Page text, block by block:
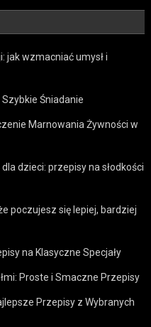
jak wzmacniać umysł i
Śniadanie
Marnowania Żywności w
dzieci: przepisy na słodkości
poczujesz się lepiej, bardziej
na Klasyczne Specjały
Proste i Smaczne Przepisy
Przepisy z Wybranych